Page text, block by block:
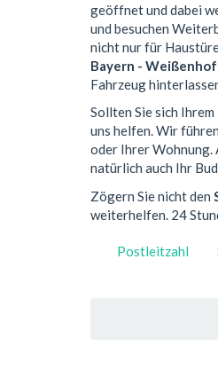
geöffnet und dabei
und besuchen
nicht nur für
Bayern - Weißenhof
Fahrzeug
Sollten Sie sich
uns helfen. Wir
oder Ihrer Wohnung.
natürlich auch Ihr
Zögern Sie nicht den
weiterhelfen. 24
Postleitzahl